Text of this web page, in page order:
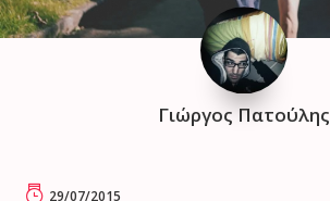
Γιώργος Πατούλης
29/07/2015